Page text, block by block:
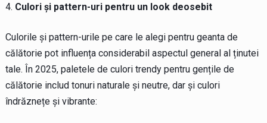
Culori și pattern-uri pentru un look deosebit
Culorile și pattern-urile pe care le alegi pentru geanta de
călătorie pot influența considerabil aspectul general al ținutei
tale. În 2025, paletele de culori trendy pentru gențile de
călătorie includ tonuri naturale și neutre, dar și culori
îndrăznețe și vibrante: